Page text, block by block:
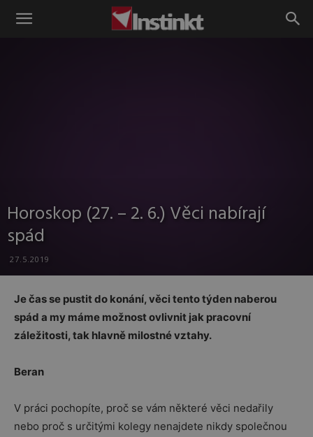
Instinkt
Horoskop (27. – 2. 6.) Věci nabírají
spád
27.5.2019
Je čas se pustit do konání, věci tento týden naberou
spád a my máme možnost ovlivnit jak pracovní
záležitosti, tak hlavně milostné vztahy.
Beran
V práci pochopíte, proč se vám některé věci nedařily
nebo proč s určitými kolegy nenajdete nikdy společnou